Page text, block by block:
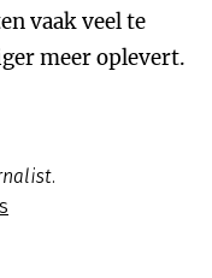
vaak veel te
meer oplevert.